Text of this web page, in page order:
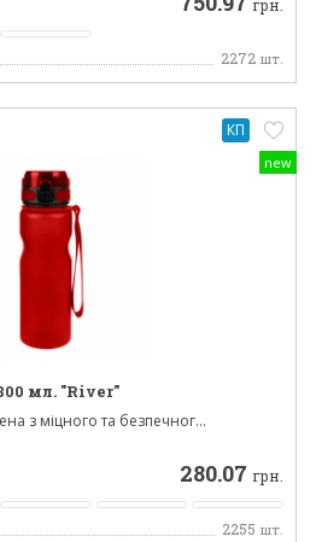
грн.
2272 шт.
new
мл. "River"
з міцного та безпечног...
280.07 грн.
2255 шт.
КП